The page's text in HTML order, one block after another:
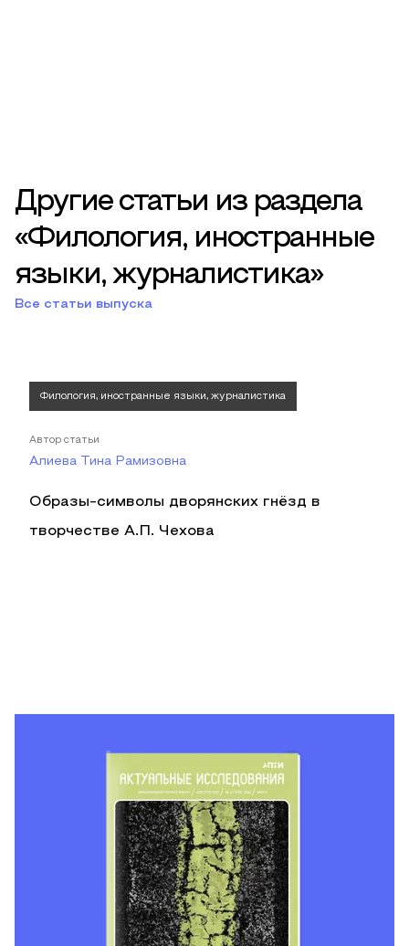
Другие статьи из раздела
«Филология, иностранные
языки, журналистика»
Все статьи выпуска
Филология, иностранные языки, журналистика
Автор статьи
Алиева Тина Рамизовна
Образы-символы дворянских гнёзд в
творчестве А.П. Чехова